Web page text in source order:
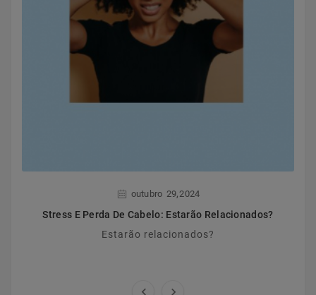
outubro 29, 2024
Stress E Perda De Cabelo: Estarão Relacionados?
Estarão relacionados?